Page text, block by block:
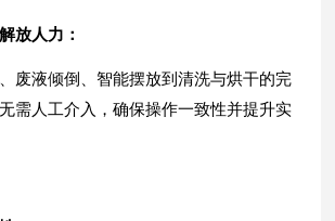
放人力 ：
废液倾倒、智能摆放到清洗与烘干的完
需人工介入，确保操作一致性并提升实